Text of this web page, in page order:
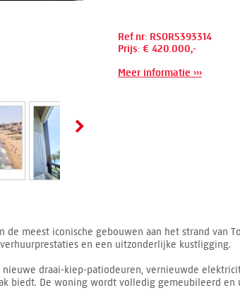
Ref.nr: RSOR5393314
Prijs: € 420.000,-
Meer informatie ›››
de meest iconische gebouwen aan het strand van
en een uitzonderlijke kustligging.
draai-kiep-patio­deuren, vernieuwde
biedt. De woning wordt volledig gemeubileerd en